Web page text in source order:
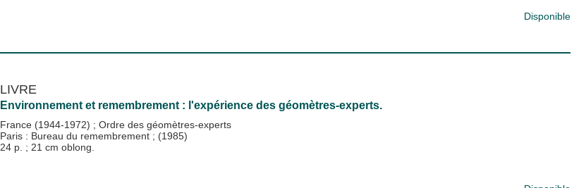
Disponible
LIVRE
Environnement et remembrement : l'expérience des géomètres-experts.
France (1944-1972) ; Ordre des géomètres-experts
Paris : Bureau du remembrement ; (1985)
24 p. ; 21 cm oblong.